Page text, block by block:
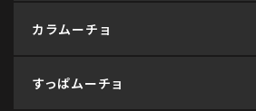
カラムーチョ
すっぱムーチョ